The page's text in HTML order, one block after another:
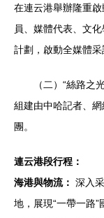
在連云港舉辦隆重
員、媒體代表、文
計劃，啟動全媒體采
（二）“絲路之
組建由中哈記者、
團。
連云港段行程：
海港與物流： 深入
地，展現“一帶一路”